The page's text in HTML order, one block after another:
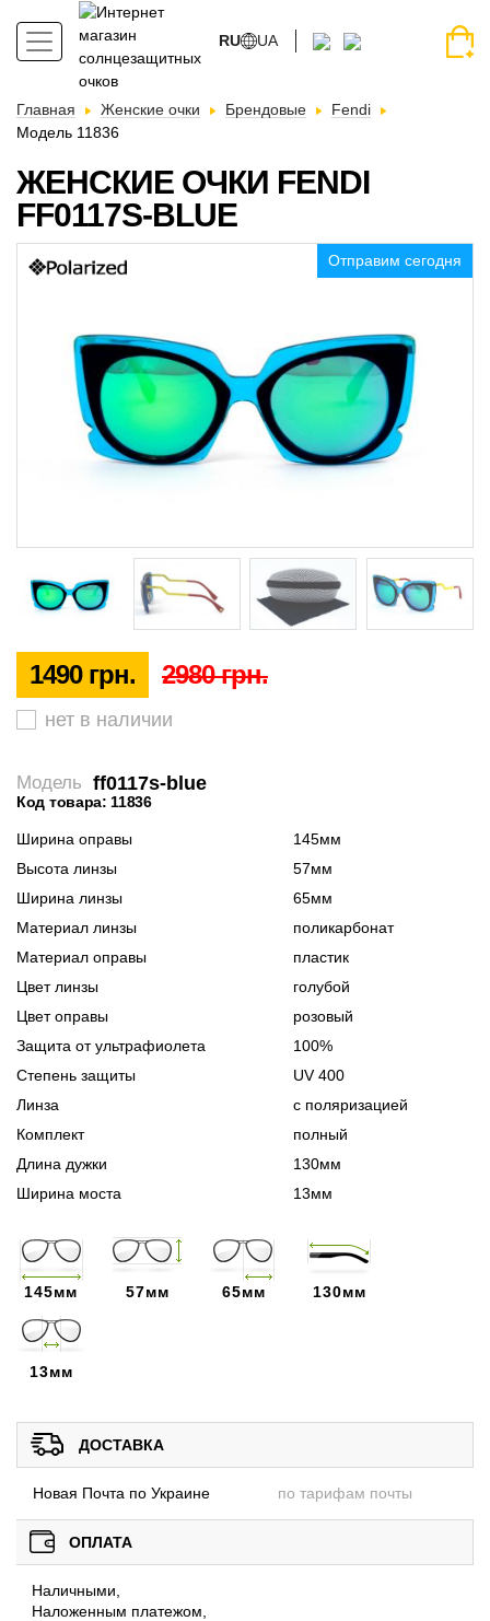
RU UA
Главная Женские очки Брендовые
Fendi
Модель 11836
ЖЕНСКИЕ ОЧКИ FENDI
FF0117S-BLUE
Отправим сегодня
1490 грн. 2980 грн.
нет в наличии
ff0117s-blue
Модель
Код товара: 11836
Ширина оправы
145мм
Высота линзы
57мм
Ширина линзы
65мм
Материал линзы
поликарбонат
Материал оправы
пластик
Цвет линзы
голубой
Цвет оправы
розовый
Защита от ультрафиолета
100%
Степень защиты
UV 400
Линза
с поляризацией
Комплект
полный
Длина дужки
130мм
Ширина моста
13мм
145мм 57мм 65мм 130мм
13мм
ДОСТАВКА
Новая Почта по Украине по тарифам почты
ОПЛАТА
Наличными,
Наложенным платежом,